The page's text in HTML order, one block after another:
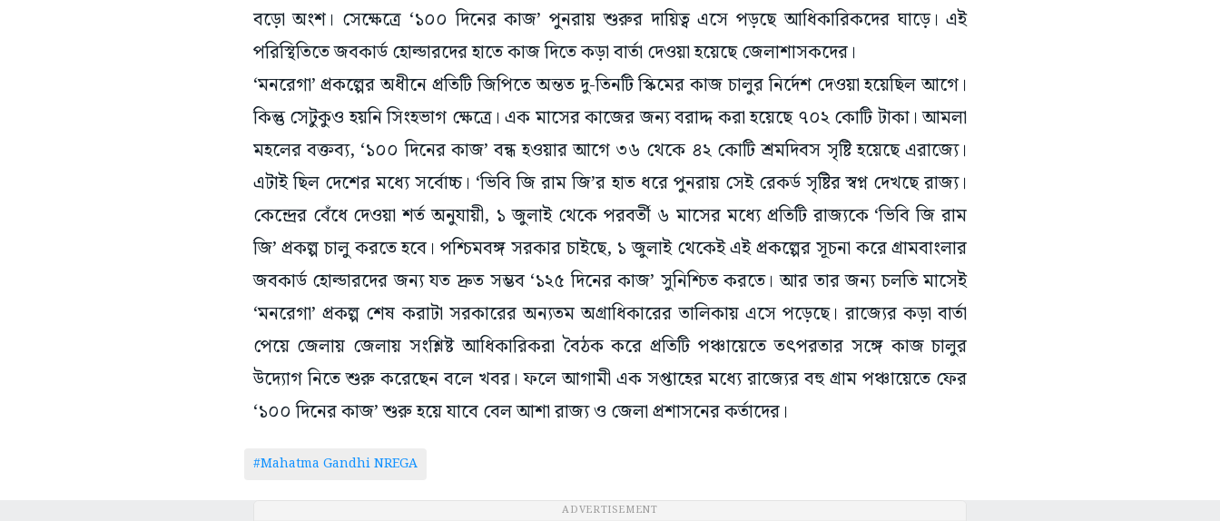
বড়ো অংশ। সেক্ষেত্রে ‘১০০ দিনের কাজ’ পুনরায় শুরুর দায়িত্ব এসে পড়ছে আধিকারিকদের ঘাড়ে। এই
পরিস্থিতিতে জবকার্ড হোল্ডারদের হাতে কাজ দিতে কড়া বার্তা দেওয়া হয়েছে জেলাশাসকদের।
‘মনরেগা’ প্রকল্পের অধীনে প্রতিটি জিপিতে অন্তত দু-তিনটি স্কিমের কাজ চালুর নির্দেশ দেওয়া হয়েছিল আগে।
কিন্তু সেটুকুও হয়নি সিংহভাগ ক্ষেত্রে। এক মাসের কাজের জন্য বরাদ্দ করা হয়েছে ৭০২ কোটি টাকা। আমলা
মহলের বক্তব্য, ‘১০০ দিনের কাজ’ বন্ধ হওয়ার আগে ৩৬ থেকে ৪২ কোটি শ্রমদিবস সৃষ্টি হয়েছে এরাজ্যে।
এটাই ছিল দেশের মধ্যে সর্বোচ্চ। ‘ভিবি জি রাম জি’র হাত ধরে পুনরায় সেই রেকর্ড সৃষ্টির স্বপ্ন দেখছে রাজ্য।
কেন্দ্রের বেঁধে দেওয়া শর্ত অনুযায়ী, ১ জুলাই থেকে পরবর্তী ৬ মাসের মধ্যে প্রতিটি রাজ্যকে ‘ভিবি জি রাম
জি’ প্রকল্প চালু করতে হবে। পশ্চিমবঙ্গ সরকার চাইছে, ১ জুলাই থেকেই এই প্রকল্পের সূচনা করে গ্রামবাংলার
জবকার্ড হোল্ডারদের জন্য যত দ্রুত সম্ভব ‘১২৫ দিনের কাজ’ সুনিশ্চিত করতে। আর তার জন্য চলতি মাসেই
‘মনরেগা’ প্রকল্প শেষ করাটা সরকারের অন্যতম অগ্রাধিকারের তালিকায় এসে পড়েছে। রাজ্যের কড়া বার্তা
পেয়ে জেলায় জেলায় সংশ্লিষ্ট আধিকারিকরা বৈঠক করে প্রতিটি পঞ্চায়েতে তৎপরতার সঙ্গে কাজ চালুর
উদ্যোগ নিতে শুরু করেছেন বলে খবর। ফলে আগামী এক সপ্তাহের মধ্যে রাজ্যের বহু গ্রাম পঞ্চায়েতে ফের
‘১০০ দিনের কাজ’ শুরু হয়ে যাবে বেল আশা রাজ্য ও জেলা প্রশাসনের কর্তাদের।
#Mahatma Gandhi NREGA
ADVERTISEMENT